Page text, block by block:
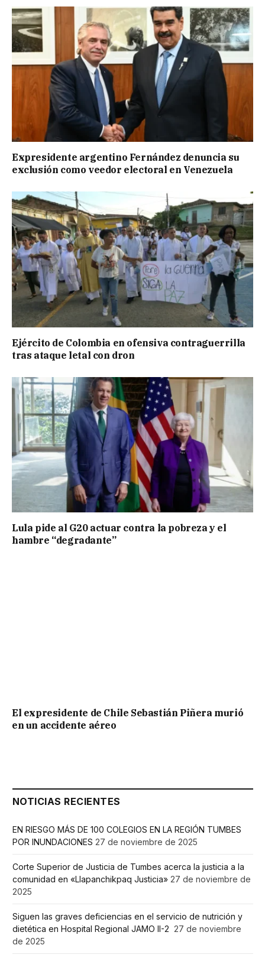
Expresidente argentino Fernández denuncia su
exclusión como veedor electoral en Venezuela
Ejército de Colombia en ofensiva contraguerrilla
tras ataque letal con dron
Lula pide al G20 actuar contra la pobreza y el
hambre “degradante”
El expresidente de Chile Sebastián Piñera murió
en un accidente aéreo
NOTICIAS RECIENTES
EN RIESGO MÁS DE 100 COLEGIOS EN LA REGIÓN TUMBES
POR INUNDACIONES 27 de noviembre de 2025
Corte Superior de Justicia de Tumbes acerca la justicia a la
comunidad en «Llapanchikpaq Justicia» 27 de noviembre de
2025
Siguen las graves deficiencias en el servicio de nutrición y
dietética en Hospital Regional JAMO II-2 27 de noviembre
de 2025